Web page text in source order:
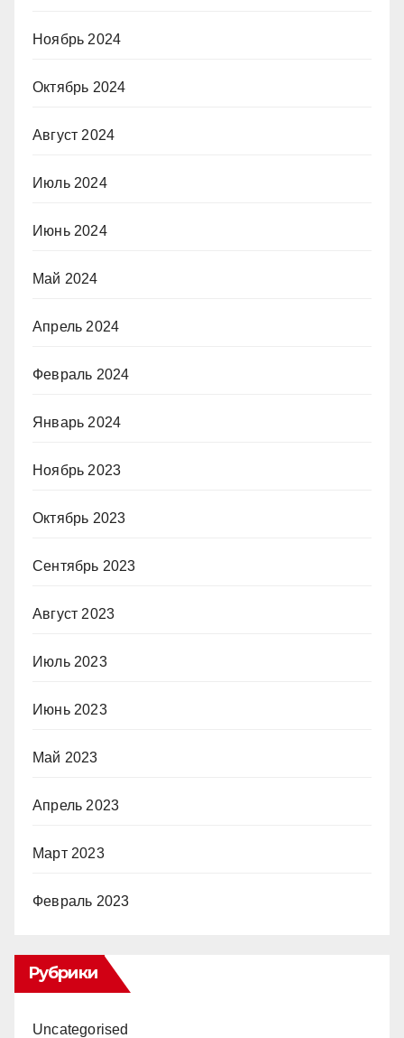
Ноябрь 2024
Октябрь 2024
Август 2024
Июль 2024
Июнь 2024
Май 2024
Апрель 2024
Февраль 2024
Январь 2024
Ноябрь 2023
Октябрь 2023
Сентябрь 2023
Август 2023
Июль 2023
Июнь 2023
Май 2023
Апрель 2023
Март 2023
Февраль 2023
Рубрики
Uncategorised